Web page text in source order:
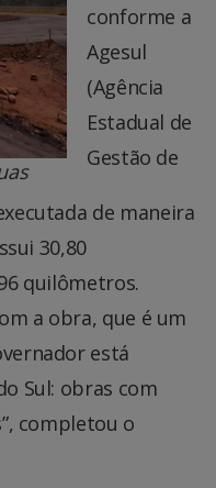
conforme a
Agesul
(Agência
Estadual de
Gestão de
de maneira
30,80
quilômetros.
a obra, que é um
está
Sul: obras com
completou o